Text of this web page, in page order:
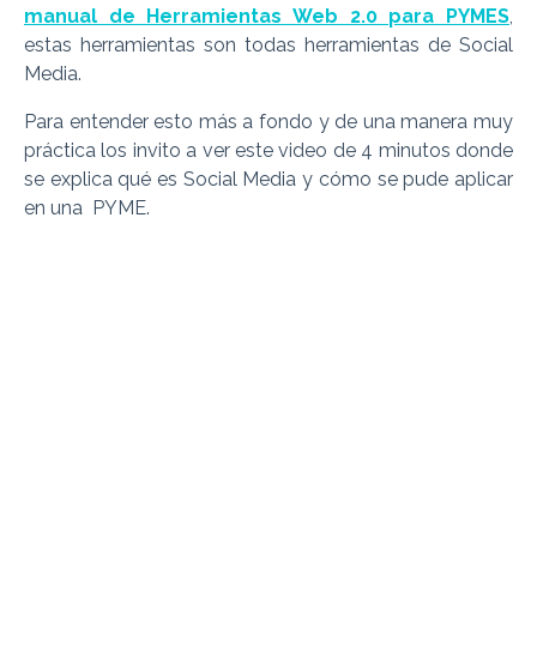
manual de Herramientas Web 2.0 para PYMES,
estas herramientas son todas herramientas de Social
Media.
Para entender esto más a fondo y de una manera muy
práctica los invito a ver este video de 4 minutos donde
se explica qué es Social Media y cómo se pude aplicar
en una PYME.